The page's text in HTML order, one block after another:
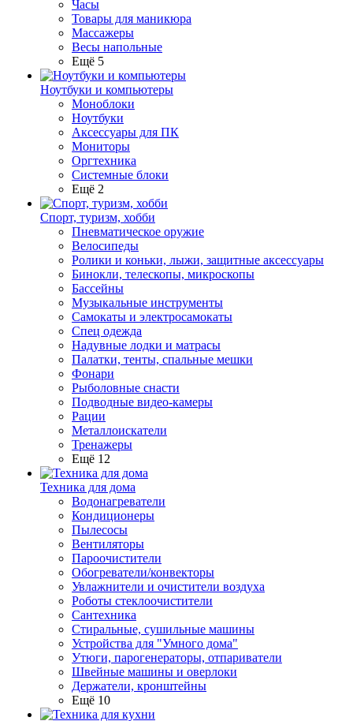
Часы
Товары для маникюра
Массажеры
Весы напольные
Ещё 5
Ноутбуки и компьютеры
Моноблоки
Ноутбуки
Аксессуары для ПК
Мониторы
Оргтехника
Системные блоки
Ещё 2
Спорт, туризм, хобби
Пневматическое оружие
Велосипеды
Ролики и коньки, лыжи, защитные аксессуары
Бинокли, телескопы, микроскопы
Бассейны
Музыкальные инструменты
Самокаты и электросамокаты
Спец одежда
Надувные лодки и матрасы
Палатки, тенты, спальные мешки
Фонари
Рыболовные снасти
Подводные видео-камеры
Рации
Металлоискатели
Тренажеры
Ещё 12
Техника для дома
Водонагреватели
Кондиционеры
Пылесосы
Вентиляторы
Пароочистители
Обогреватели/конвекторы
Увлажнители и очистители воздуха
Роботы стеклоочистители
Сантехника
Стиральные, сушильные машины
Устройства для "Умного дома"
Утюги, парогенераторы, отпариватели
Швейные машины и оверлоки
Держатели, кронштейны
Ещё 10